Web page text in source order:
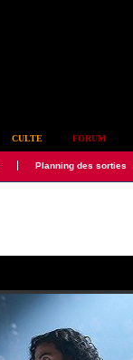
CULTE FORUM
Planning des sorties